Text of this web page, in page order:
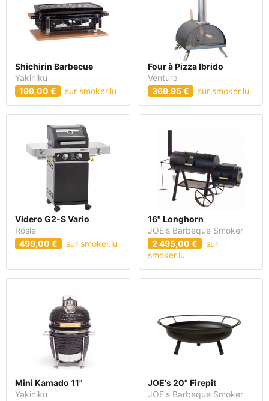
Shichirin Barbecue
Yakiniku
199,00 €
sur smoker.lu
Four à Pizza Ibrido
Ventura
369,95 €
sur smoker.lu
Videro G2-S Vario
Rösle
499,00 €
sur smoker.lu
16" Longhorn
JOE's Barbeque Smoker
2 495,00 €
sur
smoker.lu
Mini Kamado 11"
Yakiniku
JOE's 20" Firepit
JOE's Barbeque Smoker